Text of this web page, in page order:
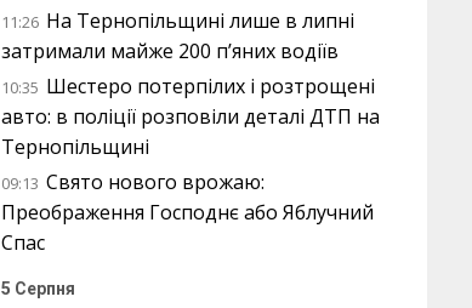
11:26 На Тернопільщині лише в липні
затримали майже 200 п’яних водіїв
10:35 Шестеро потерпілих і розтрощені
авто: в поліції розповіли деталі ДТП на
Тернопільщині
09:13 Свято нового врожаю:
Преображення Господнє або Яблучний
Спас
5 Серпня